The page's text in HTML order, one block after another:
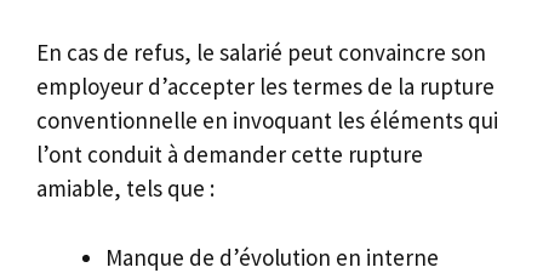
En cas de refus, le salarié peut convaincre son
employeur d’accepter les termes de la rupture
conventionnelle en invoquant les éléments qui
l’ont conduit à demander cette rupture
amiable, tels que :
Manque de d’évolution en interne